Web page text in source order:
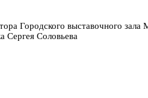
Городского выставочного
Сергея Соловьева